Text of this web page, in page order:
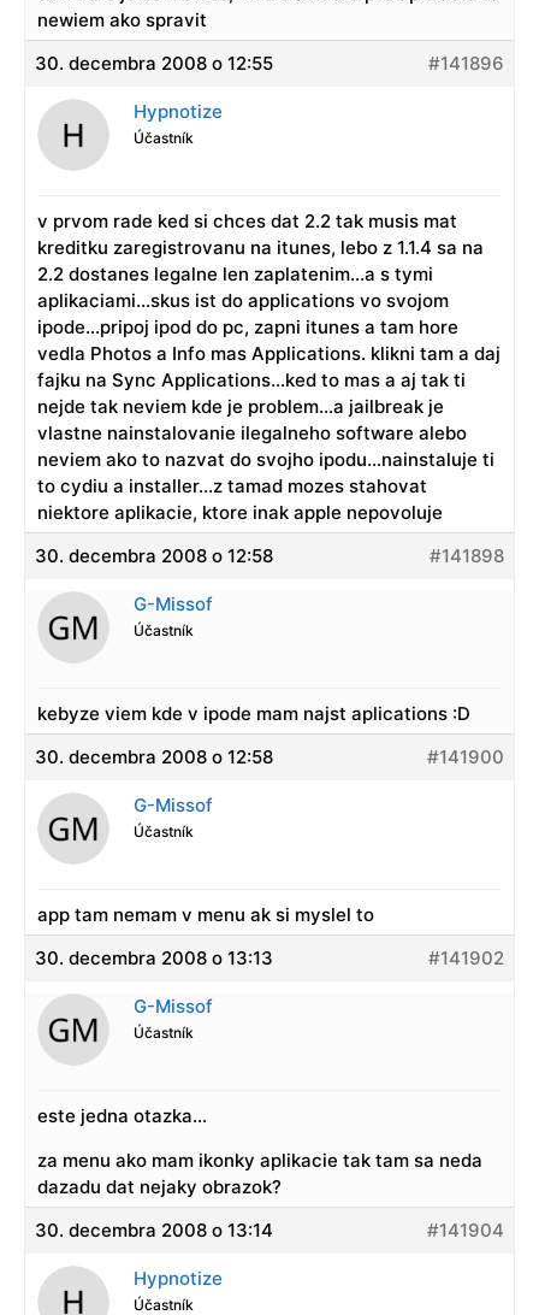
newiem ako spravit
30. decembra 2008 o 12:55
#141896
Hypnotize
Účastník
v prvom rade ked si chces dat 2.2 tak musis mat
kreditku zaregistrovanu na itunes, lebo z 1.1.4 sa na
2.2 dostanes legalne len zaplatenim…a s tymi
aplikaciami…skus ist do applications vo svojom
ipode…pripoj ipod do pc, zapni itunes a tam hore
vedla Photos a Info mas Applications. klikni tam a daj
fajku na Sync Applications…ked to mas a aj tak ti
nejde tak neviem kde je problem…a jailbreak je
vlastne nainstalovanie ilegalneho software alebo
neviem ako to nazvat do svojho ipodu…nainstaluje ti
to cydiu a installer…z tamad mozes stahovat
niektore aplikacie, ktore inak apple nepovoluje
30. decembra 2008 o 12:58
#141898
G-Missof
Účastník
kebyze viem kde v ipode mam najst aplications :D
30. decembra 2008 o 12:58
#141900
G-Missof
Účastník
app tam nemam v menu ak si myslel to
30. decembra 2008 o 13:13
#141902
G-Missof
Účastník
este jedna otazka…
za menu ako mam ikonky aplikacie tak tam sa neda
dazadu dat nejaky obrazok?
30. decembra 2008 o 13:14
#141904
Hypnotize
Účastník